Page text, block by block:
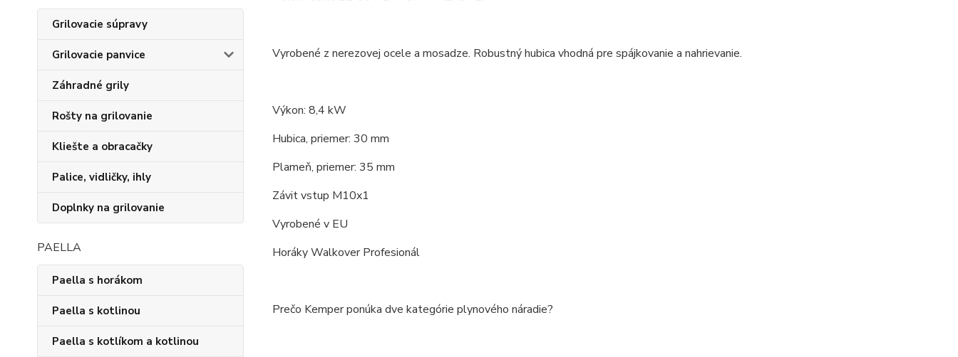
Grilovacie súpravy
Grilovacie panvice
Záhradné grily
Rošty na grilovanie
Kliešte a obracačky
Palice, vidličky, ihly
Doplnky na grilovanie
PAELLA
Paella s horákom
Paella s kotlinou
Paella s kotlíkom a kotlinou
Vyrobené z nerezovej ocele a mosadze. Robustný hubica vhodná pre spájkovanie a nahrievanie.
Výkon: 8,4 kW
Hubica, priemer: 30 mm
Plameň, priemer: 35 mm
Závit vstup M10x1
Vyrobené v EU
Horáky Walkover Profesionál
Prečo Kemper ponúka dve kategórie plynového náradie?